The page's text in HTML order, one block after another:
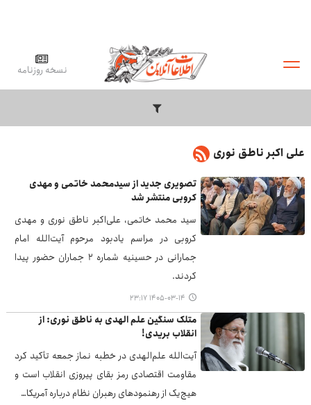
نسخه روزنامه
علی اکبر ناطق نوری
تصویری جدید از سیدمحمد خاتمی و مهدی
کروبی منتشر شد
سید محمد خاتمی، علی‌اکبر ناطق نوری و مهدی
کروبی در مراسم یادبود مرحوم آیت‌الله امام
جمارانی در حسینیه شماره ۲ جماران حضور پیدا
کردند.
۱۴۰۵-۰۳-۱۴ ۲۳:۱۷
متلک سنگین علم الهدی به ناطق نوری: از
انقلاب بریدی!
آیت‌الله علم‌الهدی در خطبه نماز جمعه تأکید کرد
مقاومت اقتصادی رمز بقای پیروزی انقلاب است و
هیچ‌یک از رهنمودهای رهبران نظام درباره آمریکا…